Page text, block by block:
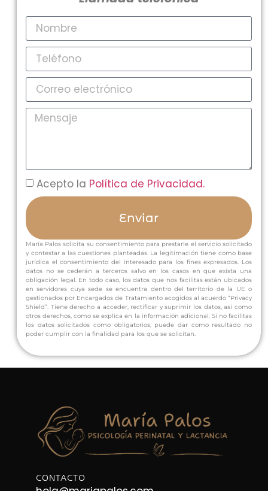
Acepto la Política de Privacidad.
Enviar
María Palos solicita su consentimiento para prestarle el servicio solicitado
y contestar a las cuestiones planteadas. La legitimación tiene como base
jurídica el consentimiento del interesado para los fines expresados. Los
datos no se cederán a terceros salvo en los casos en que exista una
obligación legal. En todo caso, los datos que nos facilitas están ubicados
en servidores cuya sede se encuentra dentro del territorio de la UE o
gestionados por Encargados de Tratamiento acogidos al acuerdo “Privacy
Shield”. Tiene derecho a acceder, rectificar y suprimir los datos, así como
otros derechos, como se explica en la información adicional. Si no facilitas
los datos solicitados como obligatorios, puede dar como resultado no
poder cumplir con la finalidad para los que se solicitan.
CONTACTO